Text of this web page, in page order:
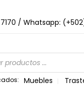
7170 / Whatsapp:
Muebles